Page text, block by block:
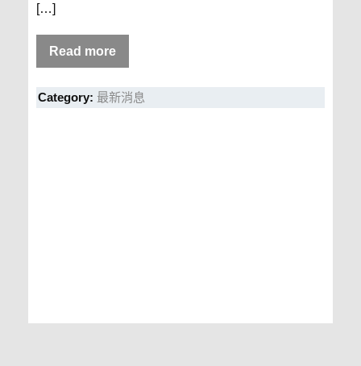
[…]
Read more
Category: 最新消息